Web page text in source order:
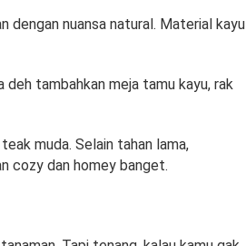
dengan nuansa natural. Material kayu
deh tambahkan meja tamu kayu, rak
muda. Selain tahan lama,
cozy dan homey banget.